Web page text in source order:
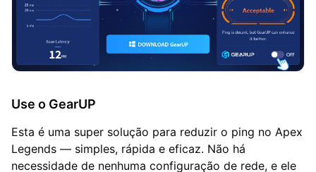
Use o GearUP
Esta é uma super solução para reduzir o ping no Apex
Legends — simples, rápida e eficaz. Não há
necessidade de nenhuma configuração de rede, e ele